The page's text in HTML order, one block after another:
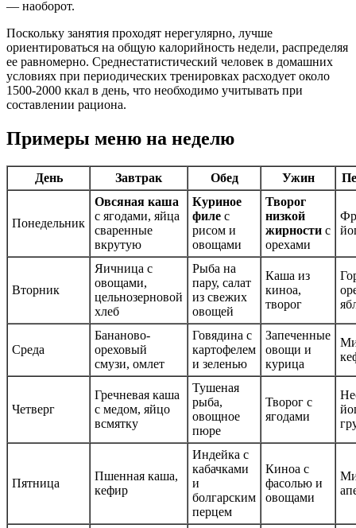
— наоборот.
Поскольку занятия проходят нерегулярно, лучше
ориентироваться на общую калорийность недели, распределяя
ее равномерно. Среднестатистический человек в домашних
условиях при периодических тренировках расходует около
1500-2000 ккал в день, что необходимо учитывать при
составлении рациона.
Примеры меню на неделю
День Завтрак Обед Ужин
Понедельник
Овсяная каша
с ягодами, яйца
сваренные
вкрутую
Куриное
филе с
рисом и
овощами
Творог
низкой
жирности с
орехами
Вторник
Яичница с
овощами,
цельнозерновой
хлеб
Рыба на
пару, салат
из свежих
овощей
Каша из
киноа,
творог
Среда
Бананово-
ореховый
смузи, омлет
Говядина с
картофелем
и зеленью
Запеченные
овощи и
курица
Четверг
Гречневая каша
с медом, яйцо
всмятку
Тушеная
рыба,
овощное
пюре
Творог с
ягодами
Пятница
Пшенная каша,
кефир
Индейка с
кабачками
и
болгарским
перцем
Киноа с
фасолью и
овощами